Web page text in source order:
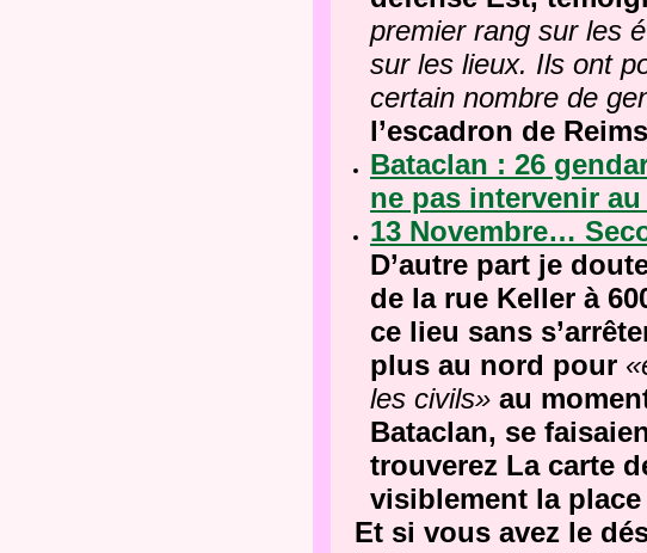
premier rang sur les
sur les lieux. Ils ont
certain nombre de
l’escadron de
Bataclan : 26
ne pas intervenir
13 Novembre…
D’autre part je
de la rue Keller à
ce lieu sans
plus au nord pour
les civils» au
Bataclan, se
trouverez La carte
visiblement la
Et si vous avez le